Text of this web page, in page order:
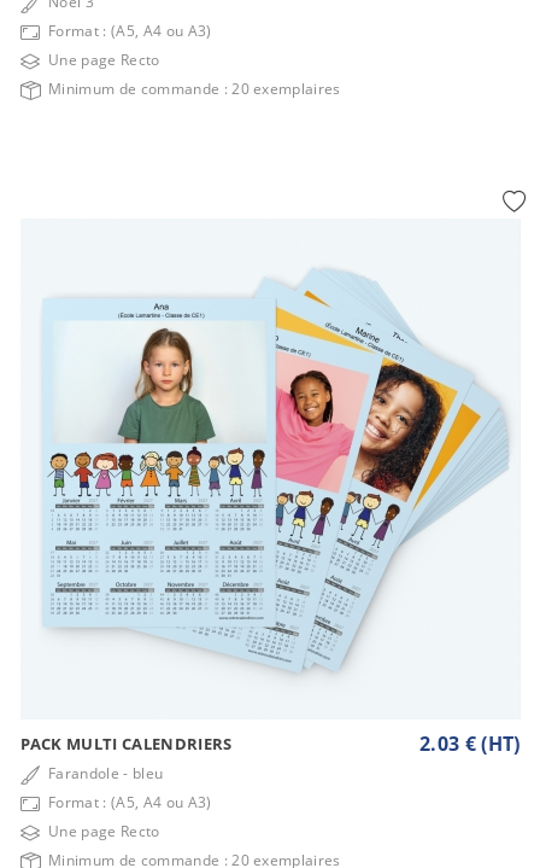
Format : (A5, A4 ou A3)
Une page Recto
Minimum de commande : 20 exemplaires
PACK MULTI CALENDRIERS
Farandole - bleu
Format : (A5, A4 ou A3)
Une page Recto
Minimum de commande : 20 exemplaires
2.03 € (HT)